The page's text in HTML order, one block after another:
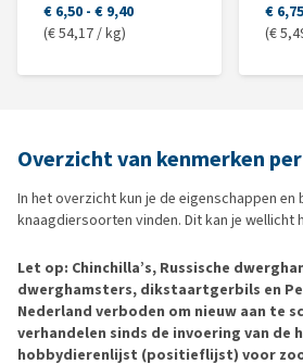
€ 6,50 - € 9,40
(€ 54,17 / kg)
€ 6,75
(€
Overzicht van kenmerken
In het overzicht kun je de eigenschappen en
knaagdiersoorten vinden. Dit kan je wellicht
Let op: Chinchilla’s, Russische
dwerghamsters, dikstaartgerbils en
Nederland verboden om nieuw aan te
verhandelen sinds de invoering van de
hobbydierenlijst (positieflijst) voor